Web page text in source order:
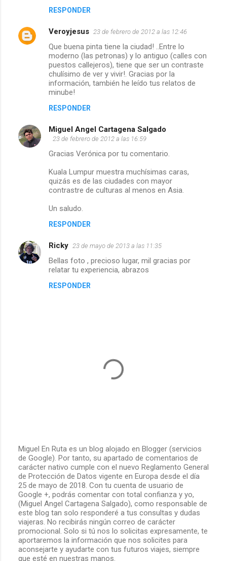
t
o
s
RESPONDER
Veroyjesus 23 de febrero de 2012 a las 12:46
Que buena pinta tiene la ciudad! ..Entre lo
moderno (las petronas) y lo antiguo (calles con
puestos callejeros), tiene que ser un contraste
chulísimo de ver y vivir!. Gracias por la
información, también he leído tus relatos de
minube!
RESPONDER
Miguel Angel Cartagena Salgado
23 de febrero de 2012 a las 16:59
Gracias Verónica por tu comentario.
Kuala Lumpur muestra muchísimas caras,
quizás es de las ciudades con mayor
contrastre de culturas al menos en Asia.
Un saludo.
RESPONDER
Ricky 23 de mayo de 2013 a las 11:35
Bellas foto , precioso lugar, mil gracias por
relatar tu experiencia, abrazos
RESPONDER
P
u
b
l
i
c
a
r
u
n
c
Miguel En Ruta es un blog alojado en Blogger (servicios
de Google). Por tanto, su apartado de comentarios de
carácter nativo cumple con el nuevo Reglamento General
de Protección de Datos vigente en Europa desde el día
25 de mayo de 2018. Con tu cuenta de usuario de
Google +, podrás comentar con total confianza y yo,
(Miguel Angel Cartagena Salgado), como responsable de
este blog tan solo responderé a tus consultas y dudas
viajeras. No recibirás ningún correo de carácter
promocional. Solo si tú nos lo solicitas expresamente, te
aportaremos la información que nos solicites para
aconsejarte y ayudarte con tus futuros viajes, siempre
que esté en nuestras manos.